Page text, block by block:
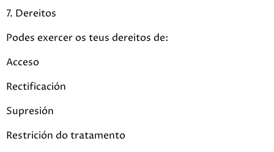
7. Dereitos
Podes exercer os teus dereitos de:
Acceso
Rectificación
Supresión
Restrición do tratamento